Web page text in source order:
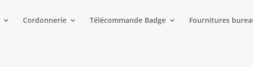
Cordonnerie Télécommande Badge Fournitures